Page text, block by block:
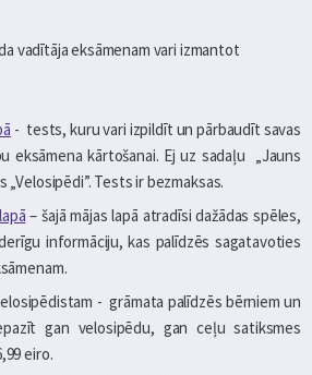
vadītāja eksāmenam vari izmantot
- tests, kuru vari izpildīt un pārbaudīt savas
eksāmena kārtošanai. Ej uz sadaļu „Jauns
„Velosipēdi”. Tests ir bezmaksas.
– šajā mājas lapā atradīsi dažādas spēles,
informāciju, kas palīdzēs sagatavoties
- grāmata palīdzēs bērniem un
gan velosipēdu, gan ceļu satiksmes
eiro.